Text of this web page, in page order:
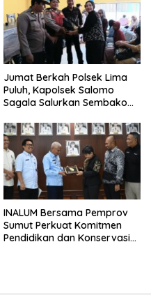
Jumat Berkah Polsek Lima
Puluh, Kapolsek Salomo
Sagala Salurkan Sembako
Gambus
INALUM Bersama Pemprov
Sumut Perkuat Komitmen
Pendidikan dan Konservasi